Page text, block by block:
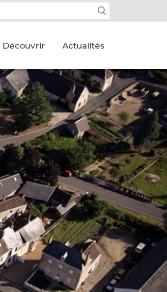
Découvrir Actualités